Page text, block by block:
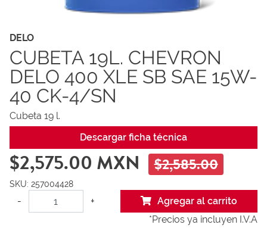
DELO
CUBETA 19L. CHEVRON
DELO 400 XLE SB SAE 15W-
40 CK-4/SN
Cubeta 19 l.
Descargar ficha técnica
$2,575.00 MXN $2,585.00
SKU: 257004428
- +
Agregar al carrito
*Precios ya incluyen I.V.A